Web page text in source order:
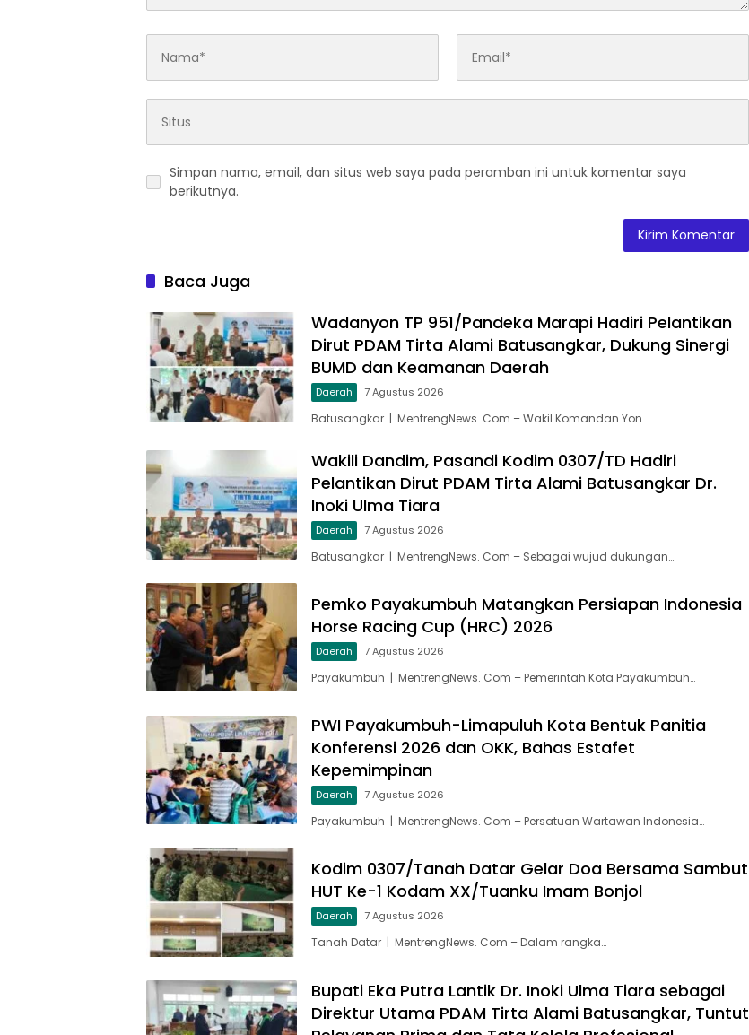
Simpan nama, email, dan situs web saya pada peramban ini untuk komentar saya
berikutnya.
Baca Juga
Wadanyon TP 951/Pandeka Marapi Hadiri Pelantikan
Dirut PDAM Tirta Alami Batusangkar, Dukung Sinergi
BUMD dan Keamanan Daerah
Daerah 7 Agustus 2026
Batusangkar | MentrengNews. Com – Wakil Komandan Yon…
Wakili Dandim, Pasandi Kodim 0307/TD Hadiri
Pelantikan Dirut PDAM Tirta Alami Batusangkar Dr.
Inoki Ulma Tiara
Daerah 7 Agustus 2026
Batusangkar | MentrengNews. Com – Sebagai wujud dukungan…
Pemko Payakumbuh Matangkan Persiapan Indonesia
Horse Racing Cup (HRC) 2026
Daerah 7 Agustus 2026
Payakumbuh | MentrengNews. Com – Pemerintah Kota Payakumbuh…
PWI Payakumbuh-Limapuluh Kota Bentuk Panitia
Konferensi 2026 dan OKK, Bahas Estafet
Kepemimpinan
Daerah 7 Agustus 2026
Payakumbuh | MentrengNews. Com – Persatuan Wartawan Indonesia…
Kodim 0307/Tanah Datar Gelar Doa Bersama Sambut
HUT Ke-1 Kodam XX/Tuanku Imam Bonjol
Daerah 7 Agustus 2026
Tanah Datar | MentrengNews. Com – Dalam rangka…
Bupati Eka Putra Lantik Dr. Inoki Ulma Tiara sebagai
Direktur Utama PDAM Tirta Alami Batusangkar, Tuntut